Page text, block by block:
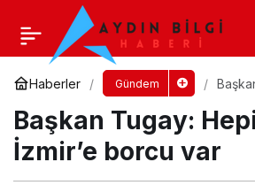
Haberler Gündem
Başkan Tugay:
İzmir’e borcu var
MASKİ kesintisiz içme
Paylaş